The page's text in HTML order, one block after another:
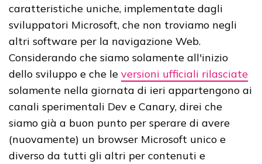
caratteristiche uniche, implementate dagli
sviluppatori Microsoft, che non troviamo negli
altri software per la navigazione Web.
Considerando che siamo solamente all'inizio
dello sviluppo e che le versioni ufficiali rilasciate
solamente nella giornata di ieri appartengono ai
canali sperimentali Dev e Canary, direi che
siamo già a buon punto per sperare di avere
(nuovamente) un browser Microsoft unico e
diverso da tutti gli altri per contenuti e